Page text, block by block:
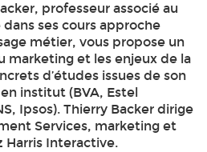
professeur associé au
ses cours approche
métier, vous propose un
marketing et les enjeux de la
d’études issues de son
institut (BVA, Estel
Ipsos). Thierry Backer dirige
Services, marketing et
Harris Interactive.